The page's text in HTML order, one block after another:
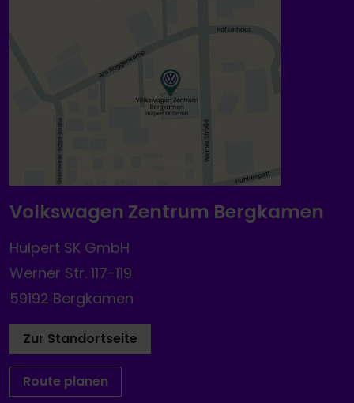
Volkswagen Zentrum Bergkamen
Hülpert SK GmbH
Werner Str. 117-119
59192 Bergkamen
Zur Standortseite
Route planen